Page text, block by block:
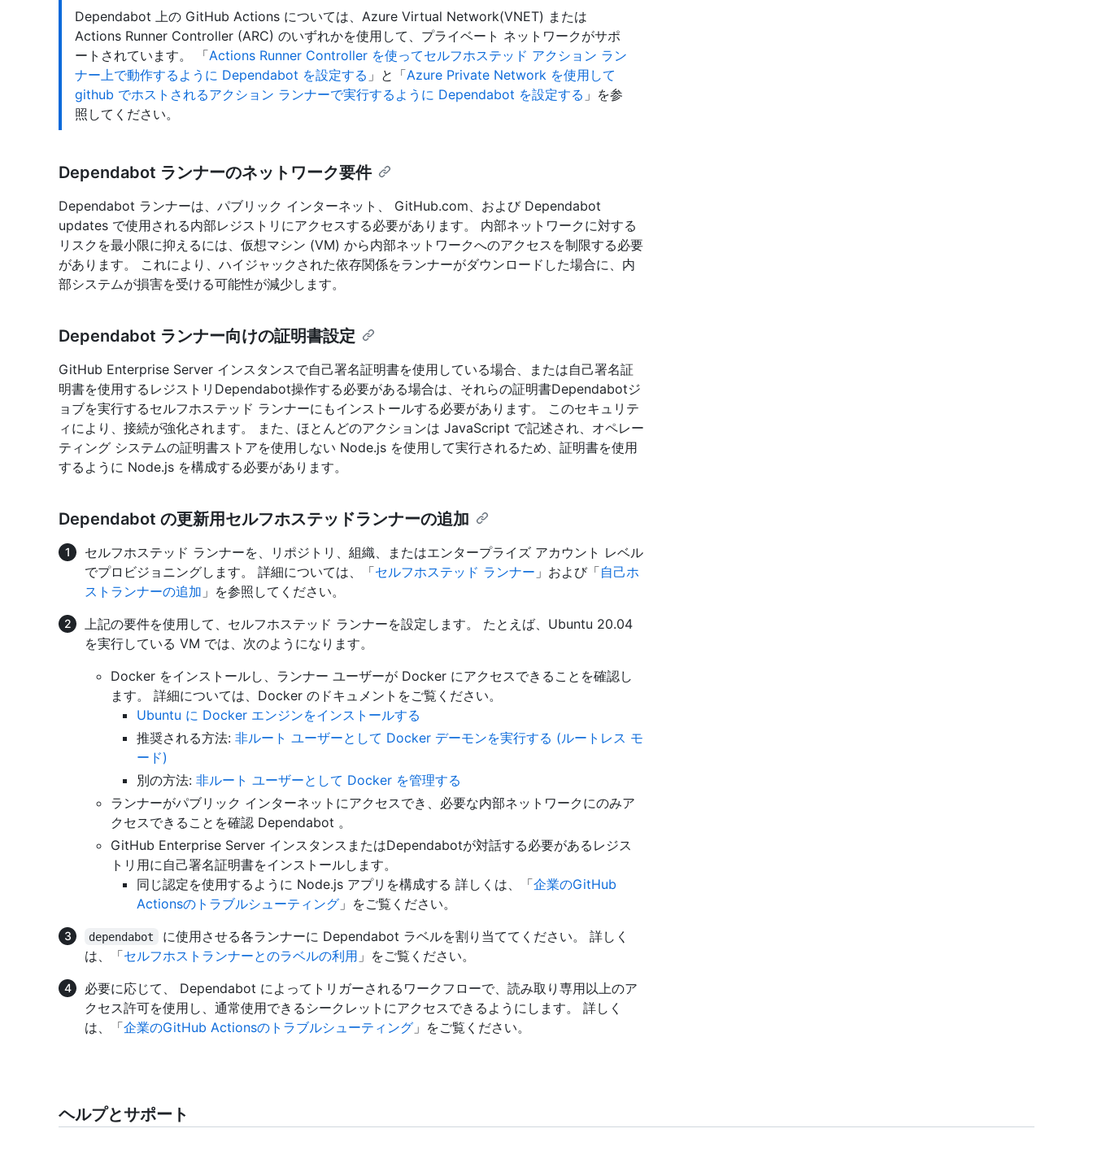
Dependabot 上の GitHub Actions については、Azure Virtual Network(VNET) または
Actions Runner Controller (ARC) のいずれかを使用して、プライベート ネットワークがサポ
ートされています。 「Actions Runner Controller を使ってセルフホステッド アクション ラン
ナー上で動作するように Dependabot を設定する 」と「Azure Private Network を使用して
github でホストされるアクション ランナーで実行するように Dependabot を設定する 」を参
照してください。
Dependabot ランナーのネットワーク要件
Dependabot ランナーは、パブリック インターネット、 GitHub.com、および Dependabot
updates で使用される内部レジストリにアクセスする必要があります。 内部ネットワークに対する
リスクを最小限に抑えるには、仮想マシン (VM) から内部ネットワークへのアクセスを制限する必要
があります。 これにより、ハイジャックされた依存関係をランナーがダウンロードした場合に、内
部システムが損害を受ける可能性が減少します。
Dependabot ランナー向けの証明書設定
GitHub Enterprise Server インスタンスで自己署名証明書を使用している場合、または自己署名証
明書を使用するレジストリDependabot操作する必要がある場合は、それらの証明書Dependabotジ
ョブを実行するセルフホステッド ランナーにもインストールする必要があります。 このセキュリテ
ィにより、接続が強化されます。 また、ほとんどのアクションは JavaScript で記述され、オペレー
ティング システムの証明書ストアを使用しない Node.js を使用して実行されるため、証明書を使用
するように Node.js を構成する必要があります。
Dependabot の更新用セルフホステッドランナーの追加
セルフホステッド ランナーを、リポジトリ、組織、またはエンタープライズ アカウント レベル
でプロビジョニングします。 詳細については、「セルフホステッド ランナー 」および「自己ホ
ストランナーの追加 」を参照してください。
上記の要件を使用して、セルフホステッド ランナーを設定します。 たとえば、Ubuntu 20.04
を実行している VM では、次のようになります。
Docker をインストールし、ランナー ユーザーが Docker にアクセスできることを確認し
ます。 詳細については、Docker のドキュメントをご覧ください。
Ubuntu に Docker エンジンをインストールする
推奨される方法: 非ルート ユーザーとして Docker デーモンを実行する (ルートレス モ
ード)
別の方法: 非ルート ユーザーとして Docker を管理する
ランナーがパブリック インターネットにアクセスでき、必要な内部ネットワークにのみア
クセスできることを確認 Dependabot 。
GitHub Enterprise Server インスタンスまたはDependabotが対話する必要があるレジス
トリ用に自己署名証明書をインストールします。
同じ認定を使用するように Node.js アプリを構成する 詳しくは、「企業のGitHub
Actionsのトラブルシューティング 」をご覧ください。
dependabot
に使用させる各ランナーに Dependabot ラベルを割り当ててください。 詳しく
は、「セルフホストランナーとのラベルの利用 」をご覧ください。
必要に応じて、 Dependabot によってトリガーされるワークフローで、読み取り専用以上のア
クセス許可を使用し、通常使用できるシークレットにアクセスできるようにします。 詳しく
は、「企業のGitHub Actionsのトラブルシューティング 」をご覧ください。
ヘルプとサポート